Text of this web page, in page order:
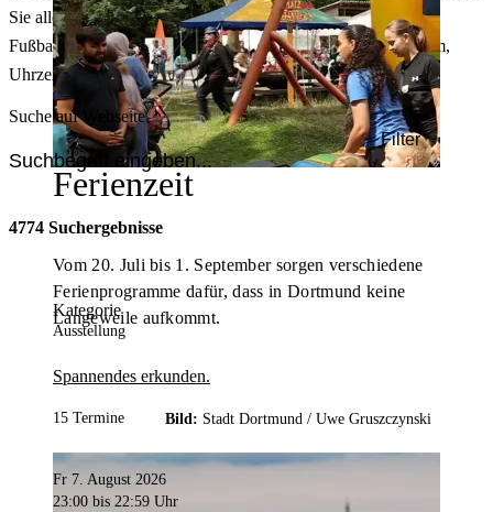
Ferienzeit
Vom 20. Juli bis 1. September sorgen verschiedene
Ferienprogramme dafür, dass in Dortmund keine
Langeweile aufkommt.
Spannendes erkunden.
Bild: Stadt Dortmund / Uwe Gruszczynski
Sie alle Events – von der Stadt- oder Museumsführung übers
Fußballspiel bis zum Flohmarkt. Sie können dabei nach Datum,
Uhrzeit, Ort oder Art der Veranstaltung auswählen. Viel Spaß!
Suche auf Webseite
Filter
4774 Suchergebnisse
Kategorie
Ausstellung
15 Termine
Fr 7. August 2026
23:00 bis 22:59 Uhr